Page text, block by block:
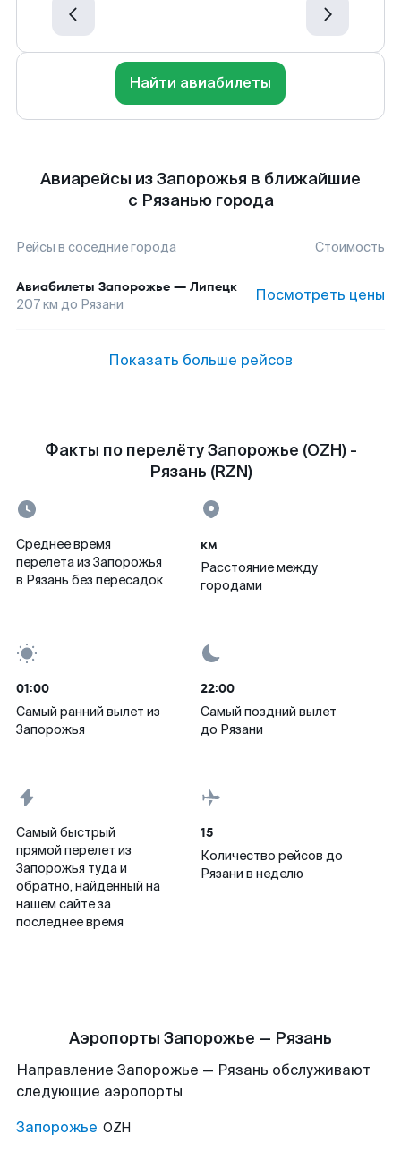
Найти авиабилеты
Авиарейсы из Запорожья в ближайшие
с Рязанью города
Рейсы в соседние города Стоимость
Авиабилеты Запорожье — Липецк
207км до Рязани Посмотреть цены
Показать больше рейсов
Факты по перелёту Запорожье (OZH) -
Рязань (RZN)
Среднее время
перелета из Запорожья
в Рязань без пересадок
км
Расстояние между
городами
01:00
Самый ранний вылет из
Запорожья
22:00
Самый поздний вылет
до Рязани
Самый быстрый
прямой перелет из
Запорожья туда и
обратно, найденный на
нашем сайте за
последнее время
15
Количество рейсов до
Рязани в неделю
Аэропорты Запорожье — Рязань
Направление Запорожье — Рязань обслуживают
следующие аэропорты
Запорожье OZH